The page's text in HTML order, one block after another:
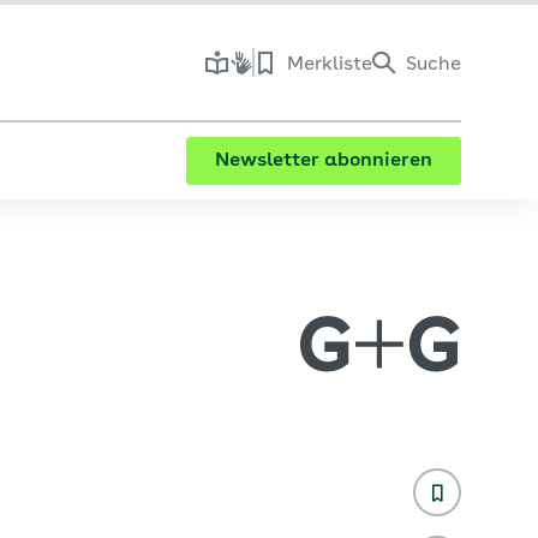
Merkliste Suche
Newsletter abonnieren